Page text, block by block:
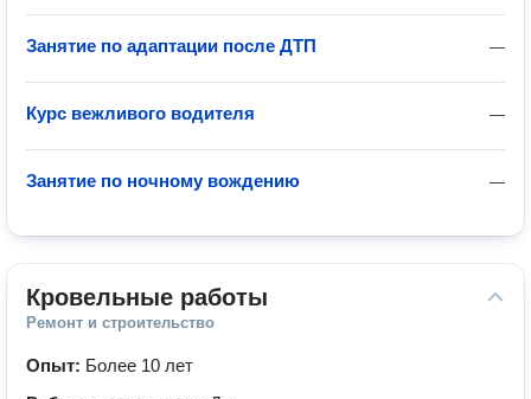
—
Занятие по адаптации после ДТП
—
Курс вежливого водителя
—
Занятие по ночному вождению
Кровельные работы
Ремонт и строительство
Опыт: Более 10 лет